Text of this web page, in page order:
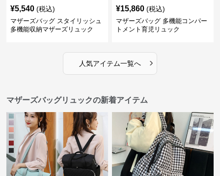
¥5,540 (税込)
マザーズバッグ スタイリッシュ
多機能収納マザーズリュック
¥15,860 (税込)
マザーズバッグ 多機能コンパー
トメント育児リュック
人気アイテム一覧へ ›
マザーズバッグリュックの新着アイテム